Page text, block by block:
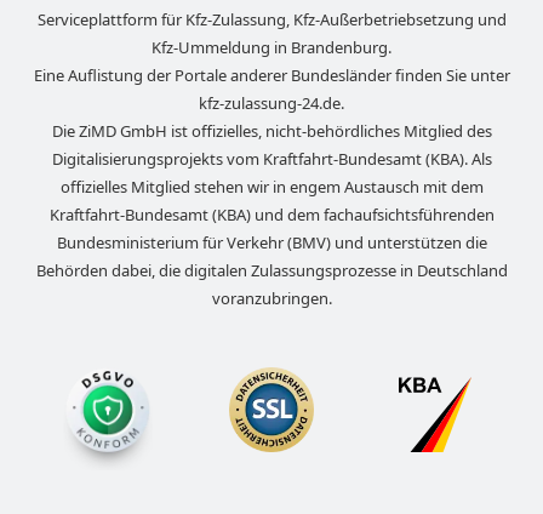
Serviceplattform für Kfz-Zulassung, Kfz-Außerbetriebsetzung und
Kfz-Ummeldung in Brandenburg.
Eine Auflistung der Portale anderer Bundesländer finden Sie unter
kfz-zulassung-24.de.
Die ZiMD GmbH ist offizielles, nicht-behördliches Mitglied des
Digitalisierungsprojekts vom Kraftfahrt-Bundesamt (KBA). Als
offizielles Mitglied stehen wir in engem Austausch mit dem
Kraftfahrt-Bundesamt (KBA) und dem fachaufsichtsführenden
Bundesministerium für Verkehr (BMV) und unterstützen die
Behörden dabei, die digitalen Zulassungsprozesse in Deutschland
voranzubringen.